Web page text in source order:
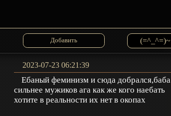
(=^_^=)~
2023-07-23 06:21:39
Ебаный феминизм и сюда добрался,баба
сильнее мужиков ага как же кого наебать
хотите в реальности их нет в окопах